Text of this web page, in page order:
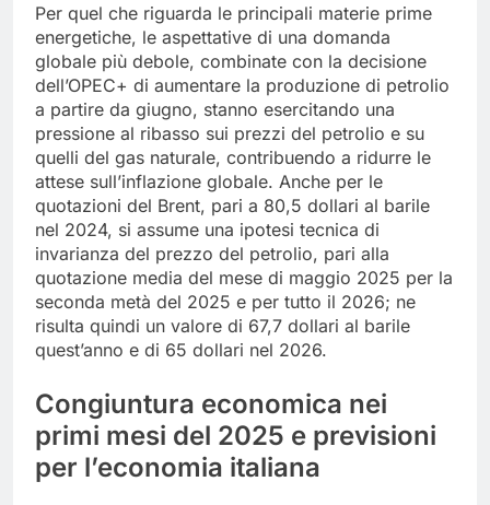
Per quel che riguarda le principali materie prime
energetiche, le aspettative di una domanda
globale più debole, combinate con la decisione
dell’OPEC+ di aumentare la produzione di petrolio
a partire da giugno, stanno esercitando una
pressione al ribasso sui prezzi del petrolio e su
quelli del gas naturale, contribuendo a ridurre le
attese sull’inflazione globale. Anche per le
quotazioni del Brent, pari a 80,5 dollari al barile
nel 2024, si assume una ipotesi tecnica di
invarianza del prezzo del petrolio, pari alla
quotazione media del mese di maggio 2025 per la
seconda metà del 2025 e per tutto il 2026; ne
risulta quindi un valore di 67,7 dollari al barile
quest’anno e di 65 dollari nel 2026.
Congiuntura economica nei
primi mesi del 2025 e previsioni
per l’economia italiana